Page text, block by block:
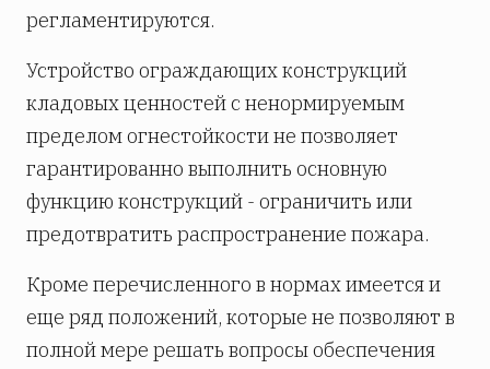
регламентируются.
Устройство ограждающих конструкций
кладовых ценностей с ненормируемым
пределом огнестойкости не позволяет
гарантированно выполнить основную
функцию конструкций - ограничить или
предотвратить распространение пожара.
Кроме перечисленного в нормах имеется и
еще ряд положений, которые не позволяют в
полной мере решать вопросы обеспечения